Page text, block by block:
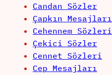
Candan Sözler
Çapkın Mesajları
Cehennem Sözleri
Çekici Sözler
Cennet Sözleri
Cep Mesajları